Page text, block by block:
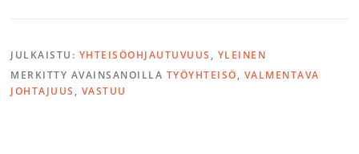
JULKAISTU: YHTEISÖOHJAUTUVUUS , YLEINEN
MERKITTY AVAINSANOILLA TYÖYHTEISÖ, VALMENTAVA
JOHTAJUUS , VASTUU